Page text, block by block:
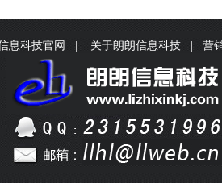
息科技官网 关于朗朗信息科技 营